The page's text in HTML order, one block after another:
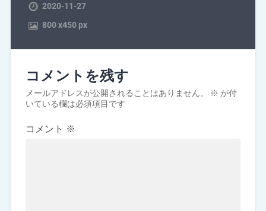
2020-11-27
800x450 px
コメントを残す
メールアドレスが公開されることはありません。 ※ が付
いている欄は必須項目です
コメント ※